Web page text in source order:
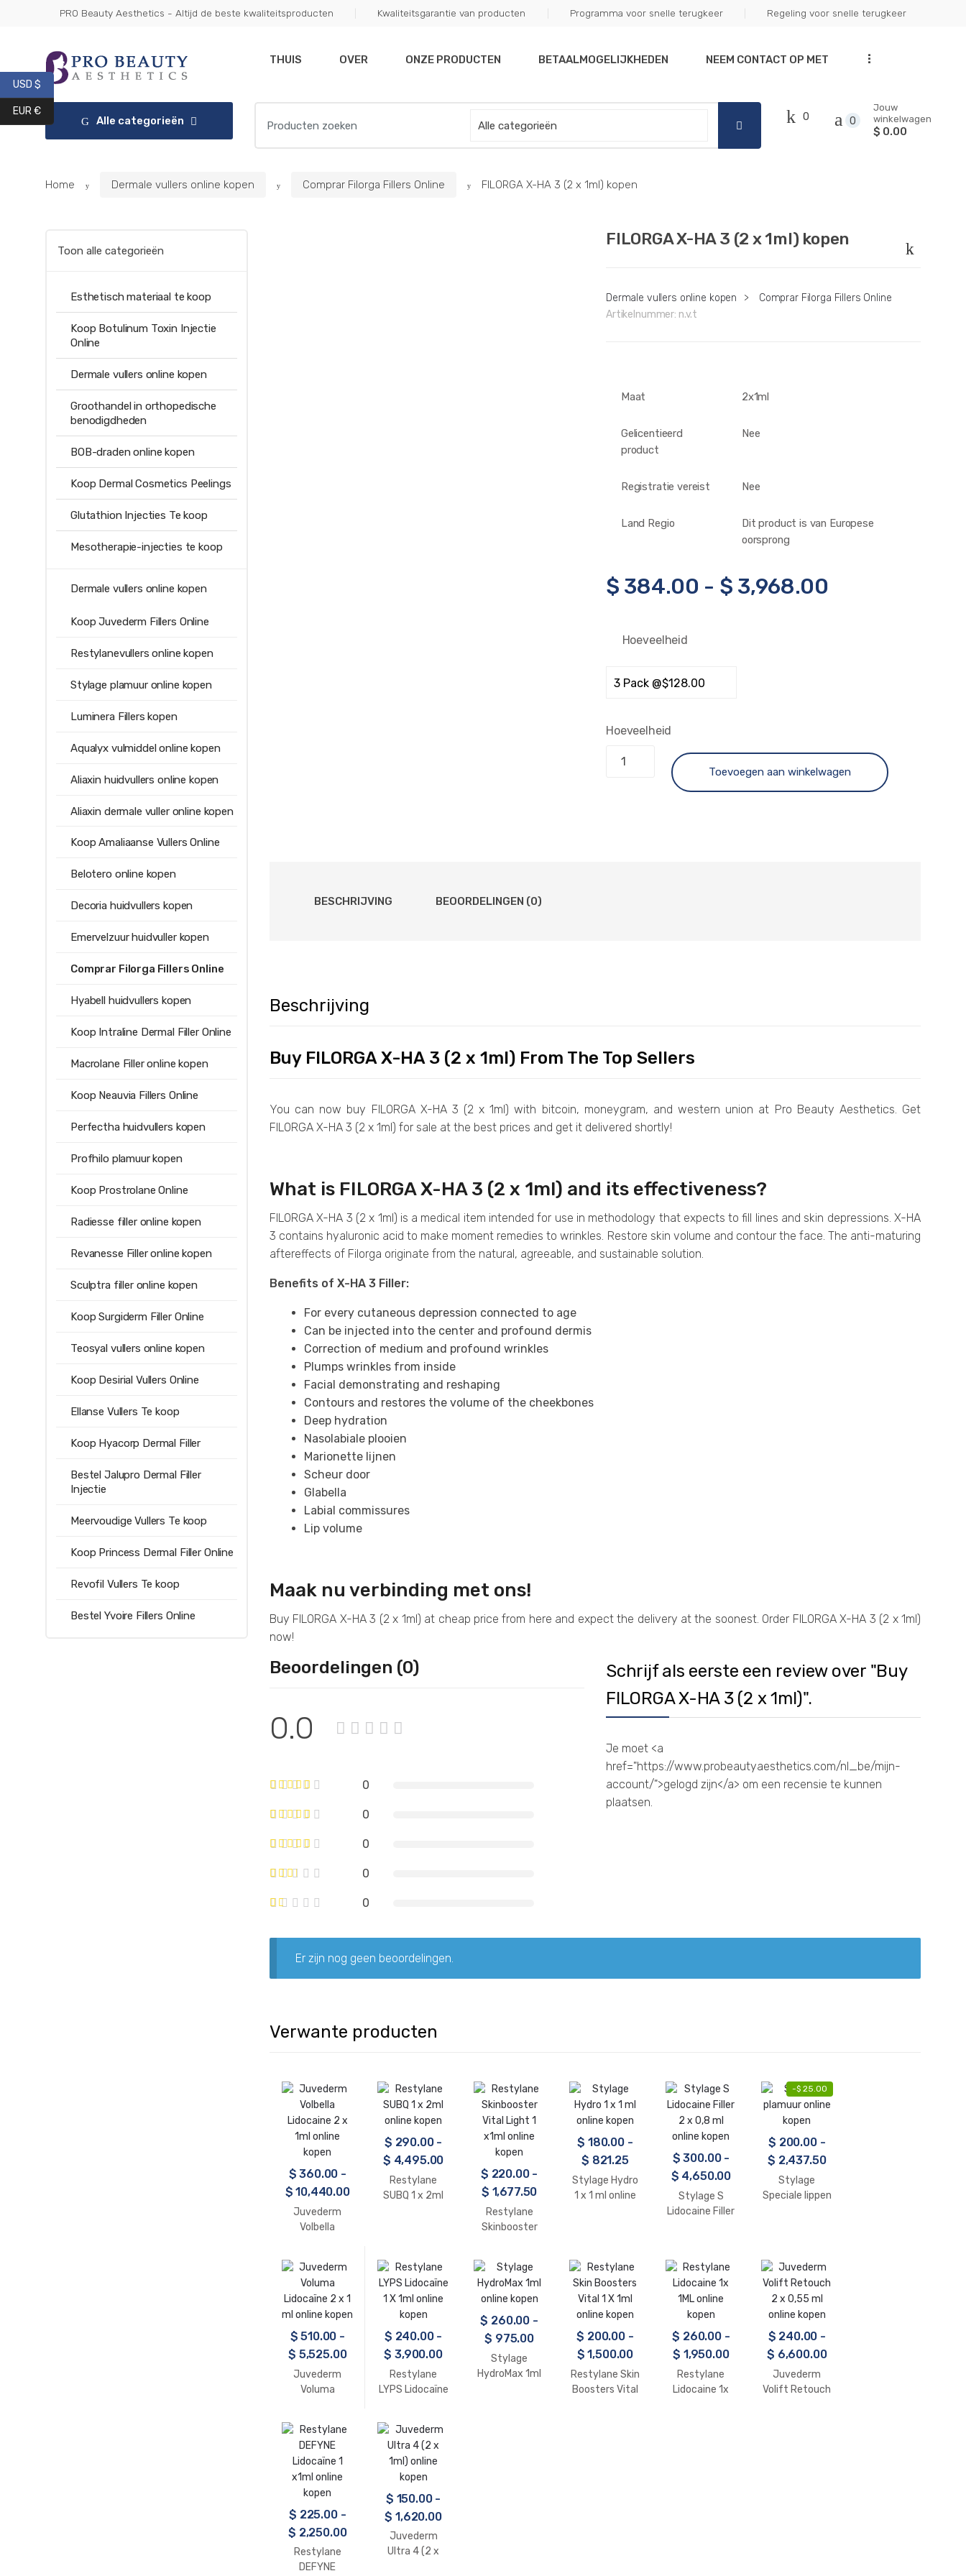
PRO Beauty Aesthetics - Altijd de beste kwaliteitsproducten Kwaliteitsgarantie van producten Programma voor snelle terugkeer Regeling voor snelle terugkeer
THUIS OVER ONZE PRODUCTEN BETAALMOGELIJKHEDEN NEEM CONTACT OP MET ...
Alle categorieën 0 0
Jouw
winkelwagen
$ 0.00
Home Dermale vullers online kopen Comprar Filorga Fillers Online FILORGA X-HA 3 (2 x 1ml) kopen
FILORGA X-HA 3 (2 x 1ml) kopen
Dermale vullers online kopen >
Comprar Filorga Fillers Online
Artikelnummer: n.v.t
Maat 2x1ml
Gelicentieerd
product
Nee
Registratie vereist Nee
Land Regio
Dit product is van Europese
oorsprong
$ 384.00 - $ 3,968.00
Hoeveelheid
Hoeveelheid
Toevoegen aan winkelwagen
BESCHRIJVING BEOORDELINGEN (0)
Beschrijving
Buy FILORGA X-HA 3 (2 x 1ml) From The Top Sellers
You can now buy FILORGA X-HA 3 (2 x 1ml) with bitcoin, moneygram, and western union at Pro Beauty Aesthetics. Get
FILORGA X-HA 3 (2 x 1ml) for sale at the best prices and get it delivered shortly!
What is FILORGA X-HA 3 (2 x 1ml) and its effectiveness?
FILORGA X-HA 3 (2 x 1ml) is a medical item intended for use in methodology that expects to fill lines and skin depressions. X-HA
3 contains hyaluronic acid to make moment remedies to wrinkles. Restore skin volume and contour the face. The anti-maturing
aftereffects of Filorga originate from the natural, agreeable, and sustainable solution.
Benefits of X-HA 3 Filler:
For every cutaneous depression connected to age
Can be injected into the center and profound dermis
Correction of medium and profound wrinkles
Plumps wrinkles from inside
Facial demonstrating and reshaping
Contours and restores the volume of the cheekbones
Deep hydration
Nasolabiale plooien
Marionette lijnen
Scheur door
Glabella
Labial commissures
Lip volume
Maak nu verbinding met ons!
Buy FILORGA X-HA 3 (2 x 1ml) at cheap price from here and expect the delivery at the soonest. Order FILORGA X-HA 3 (2 x 1ml)
now!
Beoordelingen (0)
0.0
0
0
0
0
0
Schrijf als eerste een review over "Buy
FILORGA X-HA 3 (2 x 1ml)".
Je moet <a
href="https://www.probeautyaesthetics.com/nl_be/mijn-
account/">gelogd zijn</a> om een recensie te kunnen
plaatsen.
Er zijn nog geen beoordelingen.
Verwante producten
$ 360.00 -
$ 10,440.00
Juvederm
Volbella
kopen
$ 290.00-
$ 4,495.00
Restylane
SUBQ 1 x 2ml
$ 220.00-
$ 1,677.50
Restylane
Skinbooster
kopen
$ 180.00 -
$ 821.25
Stylage Hydro
1 x 1 ml online
$ 300.00-
$ 4,650.00
Stylage S
Lidocaine Filler
-$25.00
$ 200.00-
$ 2,437.50
Stylage
Speciale lippen
$ 510.00 -
$ 5,525.00
Juvederm
Voluma
ml online kopen
$ 240.00-
$ 3,900.00
Restylane
LYPS Lidocaïne
$ 260.00 -
$ 975.00
Stylage
HydroMax 1ml
$ 200.00 -
$ 1,500.00
Restylane Skin
Boosters Vital
$ 260.00-
$ 1,950.00
Restylane
Lidocaine 1x
$ 240.00 -
$ 6,600.00
Juvederm
Volift Retouch
$ 225.00-
$ 2,250.00
Restylane
DEFYNE
$ 150.00-
$ 1,620.00
Juvederm
Ultra 4 (2 x
Toon alle categorieën
Esthetisch materiaal te koop
Koop Botulinum Toxin Injectie
Online
Dermale vullers online kopen
Groothandel in orthopedische
benodigdheden
BOB-draden online kopen
Koop Dermal Cosmetics Peelings
Glutathion Injecties Te koop
Mesotherapie-injecties te koop
Dermale vullers online kopen
Koop Juvederm Fillers Online
Restylanevullers online kopen
Stylage plamuur online kopen
Luminera Fillers kopen
Aqualyx vulmiddel online kopen
Aliaxin huidvullers online kopen
Aliaxin dermale vuller online kopen
Koop Amaliaanse Vullers Online
Belotero online kopen
Decoria huidvullers kopen
Emervelzuur huidvuller kopen
Comprar Filorga Fillers Online
Hyabell huidvullers kopen
Koop Intraline Dermal Filler Online
Macrolane Filler online kopen
Koop Neauvia Fillers Online
Perfectha huidvullers kopen
Profhilo plamuur kopen
Koop Prostrolane Online
Radiesse filler online kopen
Revanesse Filler online kopen
Sculptra filler online kopen
Koop Surgiderm Filler Online
Teosyal vullers online kopen
Koop Desirial Vullers Online
Ellanse Vullers Te koop
Koop Hyacorp Dermal Filler
Bestel Jalupro Dermal Filler
Injectie
Meervoudige Vullers Te koop
Koop Princess Dermal Filler Online
Revofil Vullers Te koop
Bestel Yvoire Fillers Online
USD $
EUR €